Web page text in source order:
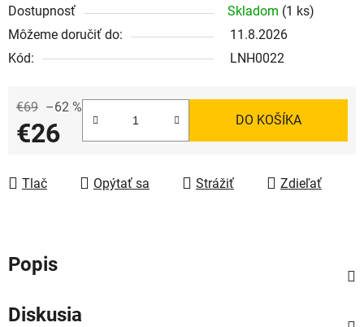
Dostupnosť Skladom (1 ks)
Môžeme doručiť do:
11.8.2026
Kód:
LNH0022
€69 –62 %
€26 DO KOŠÍKA
Tlač Opýtať sa Strážiť Zdieľať
Popis
Diskusia